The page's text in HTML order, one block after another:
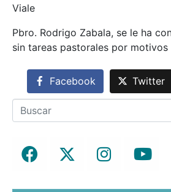
Viale
Pbro. Rodrigo Zabala, se le ha
sin tareas pastorales por motivos
Facebook Twitter